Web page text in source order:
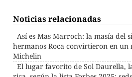
Noticias relacionadas
Así es Mas Marroch: la masía del
hermanos Roca convirtieron en un
Michelin
El lugar favorito de Sol Daurella,